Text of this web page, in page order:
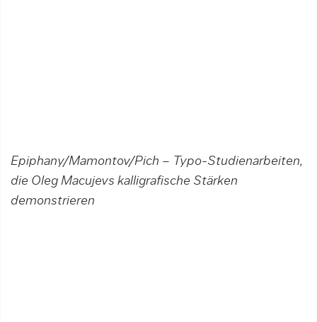
Epiphany/Mamontov/Pich – Typo-Studienarbeiten,
die Oleg Macujevs kalligrafische Stärken
demonstrieren